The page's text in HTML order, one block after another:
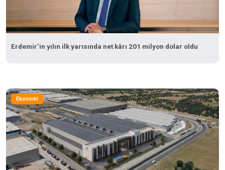
Erdemir’in yılın ilk yarısında net kârı 201 milyon dolar oldu
Ekonomi